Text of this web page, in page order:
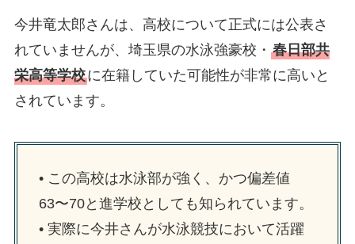
今井竜太郎さんは、高校について正式には公表さ
れていませんが、埼玉県の水泳強豪校・ 春日部共
栄高等学校に在籍していた可能性が非常に高いと
されています。
• この高校は水泳部が強く、かつ偏差値
63〜70と進学校としても知られています。
• 実際に今井さんが水泳競技において活躍